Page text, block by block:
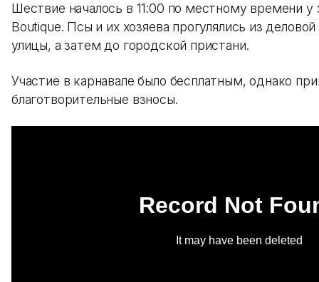
Шествие началось в 11:00 по местному времени у
Boutique. Псы и их хозяева прогулялись из
улицы, а затем до городской пристани.
Участие в карнавале было бесплатным, однако
благотворительные взносы.